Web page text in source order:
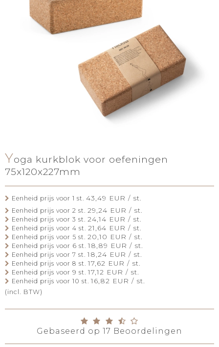
Yoga kurkblok voor oefeningen
75x120x227mm
Eenheid prijs voor 1 st. 43,49 EUR / st.
Eenheid prijs voor 2 st. 29,24 EUR / st.
Eenheid prijs voor 3 st. 24,14 EUR / st.
Eenheid prijs voor 4 st. 21,64 EUR / st.
Eenheid prijs voor 5 st. 20,10 EUR / st.
Eenheid prijs voor 6 st. 18,89 EUR / st.
Eenheid prijs voor 7 st. 18,24 EUR / st.
Eenheid prijs voor 8 st. 17,62 EUR / st.
Eenheid prijs voor 9 st. 17,12 EUR / st.
Eenheid prijs voor 10 st. 16,82 EUR / st.
(incl. BTW)
Gebaseerd op 17 Beoordelingen